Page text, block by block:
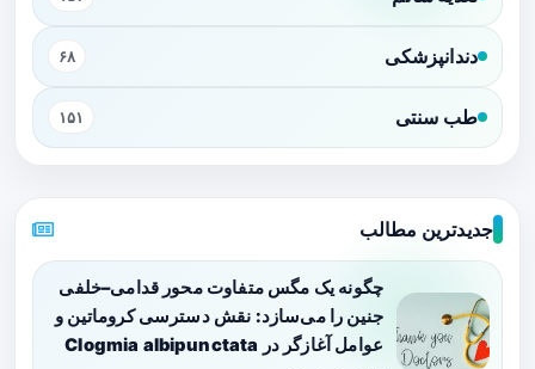
دندانپزشکی ۶۸
طب سنتی ۱۵۱
جدیدترین مطالب
چگونه یک مگس متفاوت محور قدامی–خلفی
جنین را می‌سازد: نقش دسترسی کروماتین و
عوامل آغازگر در Clogmia albipunctata